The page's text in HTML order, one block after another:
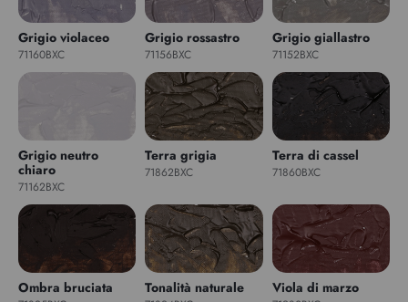
Grigio violaceo
71160BXC
Grigio rossastro
71156BXC
Grigio giallastro
71152BXC
Grigio neutro
chiaro
71162BXC
Terra grigia
71862BXC
Terra di cassel
71860BXC
Ombra bruciata Tonalità naturale Viola di marzo